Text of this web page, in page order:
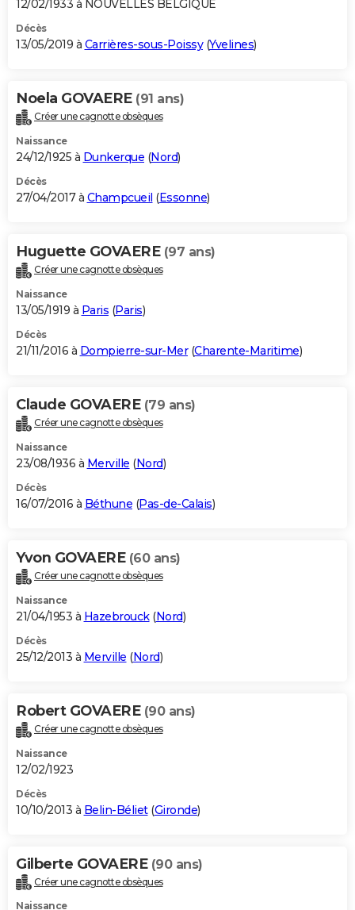
12/02/1933 à NOUVELLES BELGIQUE
Décès
13/05/2019 à Carrières-sous-Poissy(Yvelines)
Noela GOVAERE (91 ans)
Créer une cagnotte obsèques
Naissance
24/12/1925 à Dunkerque (Nord)
Décès
27/04/2017 à Champcueil (Essonne)
Huguette GOVAERE (97 ans)
Créer une cagnotte obsèques
Naissance
13/05/1919 à Paris (Paris)
Décès
21/11/2016 à Dompierre-sur-Mer(Charente-Maritime)
Claude GOVAERE (79 ans)
Créer une cagnotte obsèques
Naissance
23/08/1936 à Merville (Nord)
Décès
16/07/2016 à Béthune (Pas-de-Calais)
Yvon GOVAERE (60 ans)
Créer une cagnotte obsèques
Naissance
21/04/1953 à Hazebrouck(Nord)
Décès
25/12/2013 à Merville (Nord)
Robert GOVAERE (90 ans)
Créer une cagnotte obsèques
Naissance
12/02/1923
Décès
10/10/2013 à Belin-Béliet(Gironde)
Gilberte GOVAERE (90 ans)
Créer une cagnotte obsèques
Naissance